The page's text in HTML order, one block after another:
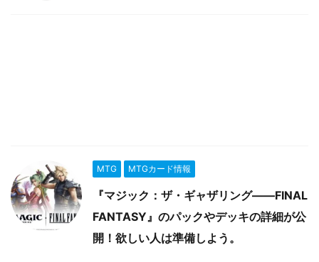
MTG MTGカード情報
『マジック：ザ・ギャザリング――FINAL
FANTASY』のパックやデッキの詳細が公
開！欲しい人は準備しよう。